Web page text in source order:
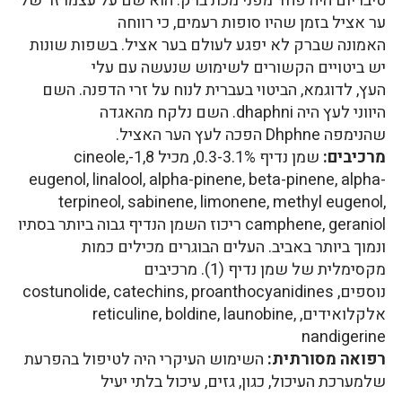
ער אציל בזמן שהיו סופות רעמים, כי רווחה
האמונה שברק לא יפגע לעולם בער אציל. בשפות שונות
יש ביטויים הקשורים לשימוש שנעשה עם עלי
העץ, לדוגמא, הביטוי בעברית לנוח על זרי הדפנה. השם
היווני לעץ היה dhaphni. השם נלקח מהאגדה
שהנימפה Dhphne הפכה לעץ הער האציל.
מרכיבים:
שמן נדיף 0.3-3.1%, מכיל 1,8-cineole,
eugenol, linalool, alpha-pinene, beta-pinene, alpha-
terpineol, sabinene, limonene, methyl eugenol,
camphene, geraniol ריכוז השמן הנדיף גבוה ביותר בסתיו
ונמוך ביותר באביב. העלים הבוגרים מכילים כמות
מקסימלית של שמן נדיף (1). מרכיבים
נוספים, costunolide, catechins, proanthocyanidines
אלקלואידים, reticuline, boldine, launobine,
nandigerine
רפואה מסורתית: השימוש העיקרי היה לטיפול בהפרעת
שלמערכת העיכול, כגון, גזים, עיכול בלתי יעיל